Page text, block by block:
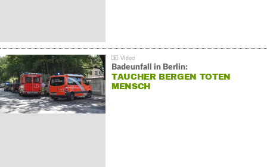
Badeunfall in Berlin:
TAUCHER BERGEN TOTEN
MENSCH